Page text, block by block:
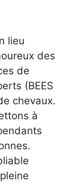
lieu
des
de
(BEES
chevaux.
à